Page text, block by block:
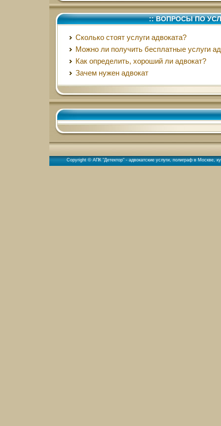
:: ВОПРОСЫ ПО
Сколько стоят услуги адвоката?
Можно ли получить бесплатные услуги
Как определить, хороший ли адвокат?
Зачем нужен адвокат
Copyright © АПК "Детектор" - адвокатские услуги, полиграф в Москве,